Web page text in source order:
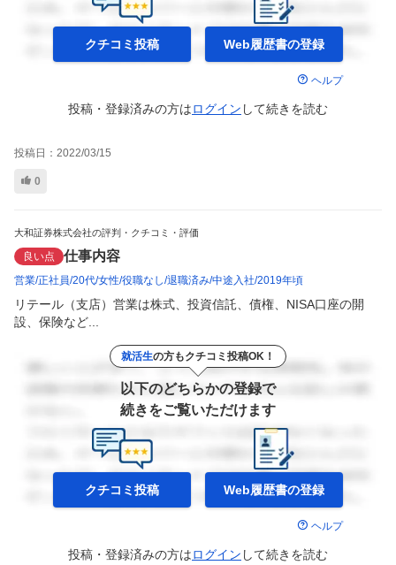
クチコミ投稿 Web履歴書の登録
ヘルプ
投稿・登録済みの方はログイン して続きを読む
投稿日： 2022/03/15
0
大和証券株式会社の評判・クチコミ・評価
良い点 仕事内容
営業 正社員 20代 女性 役職なし 退職済み 中途入社 2019年頃
リテール（支店）営業は株式、投資信託、債権、NISA口座の開
設、保険など...
就活生の方もクチコミ投稿OK！
以下のどちらかの登録で
続きをご覧いただけます
クチコミ投稿 Web履歴書の登録
ヘルプ
投稿・登録済みの方はログイン して続きを読む